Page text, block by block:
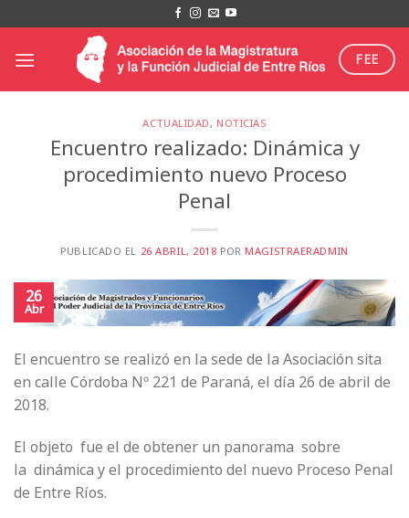
al
contenido
FEE
ACTUALIDAD, NOTICIAS
Encuentro realizado: Dinámica y
procedimiento nuevo Proceso
Penal
PUBLICADO EL 26 ABRIL, 2018 POR MAGISTRAERADMIN
26
Abr
El encuentro se realizó en la sede de la Asociación sita
en calle Córdoba Nº 221 de Paraná, el día 26 de abril de
2018.
El objeto fue el de obtener un panorama sobre
la dinámica y el procedimiento del nuevo Proceso Penal
de Entre Ríos.